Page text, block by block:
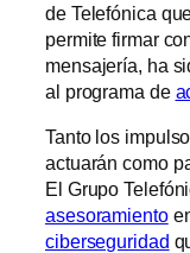
de Telefónica
permite firmar
mensajería, ha
al programa de
Tanto los
actuarán como
El Grupo
asesoramiento
ciberseguridad